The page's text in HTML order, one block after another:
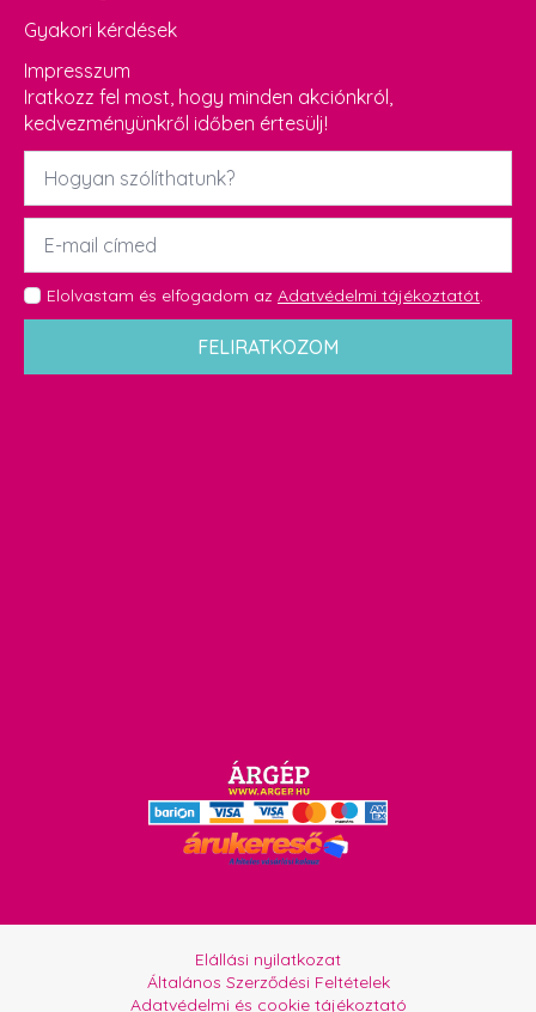
Gyakori kérdések
Impresszum
Iratkozz fel most, hogy minden akciónkról,
kedvezményünkről időben értesülj!
Név
Email
GDPR
*
Elolvastam és elfogadom az Adatvédelmi tájékoztatót.
FELIRATKOZOM
Elállási nyilatkozat
Általános Szerződési Feltételek
Adatvédelmi és cookie tájékoztató